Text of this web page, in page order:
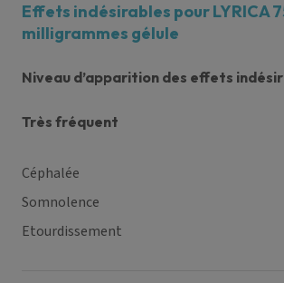
Effets indésirables pour LYRICA
milligrammes gélule
Niveau d’apparition des effets
très fréquent
Céphalée
Somnolence
Etourdissement